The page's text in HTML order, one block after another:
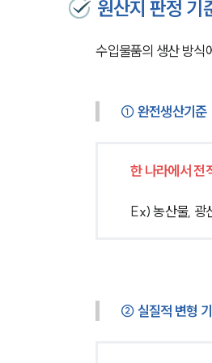
원산지 판정 기
수입물품의 생산 방식
① 완전생산기준
한 나라에서 전
Ex) 농산물, 광
② 실질적 변형